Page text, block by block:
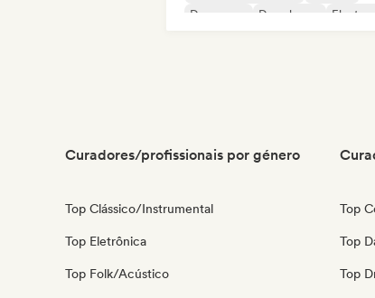
Dance pop
Deep house
Curadores/profissionais por género
Top Clássico/Instrumental
Top Eletrônica
Top Folk/Acústico
Top
Top
Top